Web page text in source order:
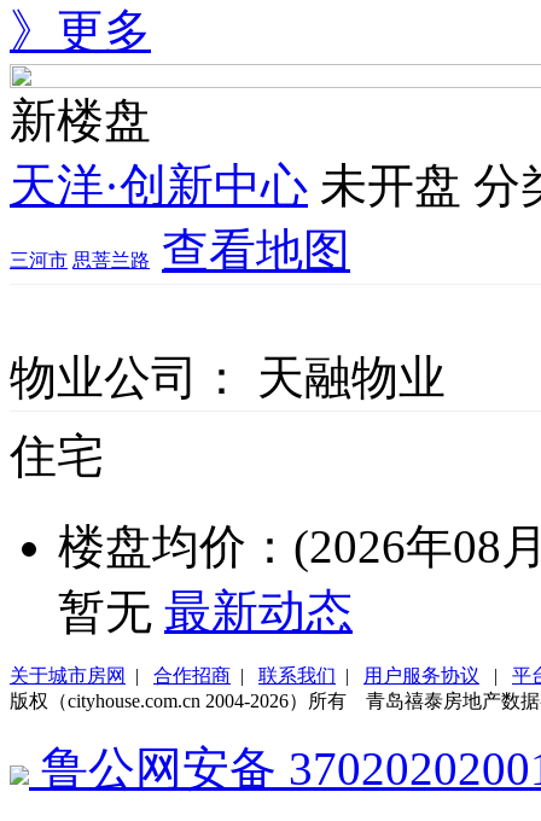
》更多
新楼盘
天洋·创新中心 未开盘 分
三河市 思菩兰路 查看地图
物业公司：
天融物业
住宅
楼盘均价：(2026年08
暂无 最新动态
关于城市房网 | 合作招商 | 联系我们 | 用户服务协议 | 平
版权（cityhouse.com.cn 2004-2026）所有 青岛禧泰房地产
鲁公网安备